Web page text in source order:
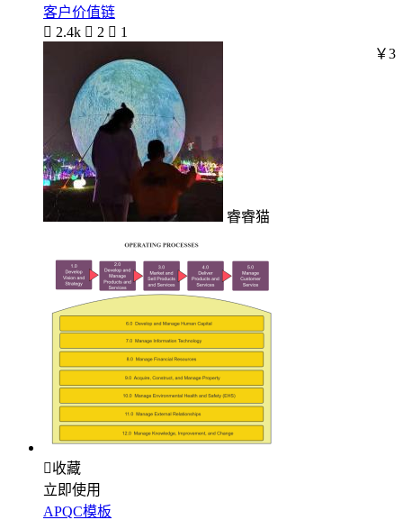
客户价值链
 2.4k  2  1
睿睿猫
￥3
收藏
立即使用
APQC模板